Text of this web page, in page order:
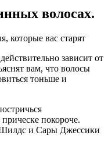
волосах.
зависит от
вам, что волосы
тоньше и
покороче.
и Сары Джессики